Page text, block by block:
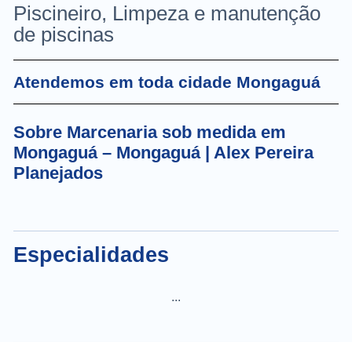
Piscineiro, Limpeza e manutenção
de piscinas
Atendemos em toda cidade Mongaguá
Sobre Marcenaria sob medida em
Mongaguá – Mongaguá | Alex Pereira
Planejados
Especialidades
...